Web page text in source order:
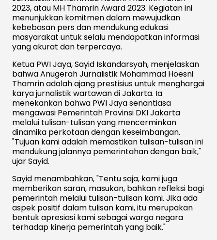
2023, atau MH Thamrin Award 2023. Kegiatan ini
menunjukkan komitmen dalam mewujudkan
kebebasan pers dan mendukung edukasi
masyarakat untuk selalu mendapatkan informasi
yang akurat dan terpercaya.
Ketua PWI Jaya, Sayid Iskandarsyah, menjelaskan
bahwa Anugerah Jurnalistik Mohammad Hoesni
Thamrin adalah ajang prestisius untuk menghargai
karya jurnalistik wartawan di Jakarta. Ia
menekankan bahwa PWI Jaya senantiasa
mengawasi Pemerintah Provinsi DKI Jakarta
melalui tulisan-tulisan yang mencerminkan
dinamika perkotaan dengan keseimbangan.
"Tujuan kami adalah memastikan tulisan-tulisan ini
mendukung jalannya pemerintahan dengan baik,"
ujar Sayid.
Sayid menambahkan, "Tentu saja, kami juga
memberikan saran, masukan, bahkan refleksi bagi
pemerintah melalui tulisan-tulisan kami. Jika ada
aspek positif dalam tulisan kami, itu merupakan
bentuk apresiasi kami sebagai warga negara
terhadap kinerja pemerintah yang baik."